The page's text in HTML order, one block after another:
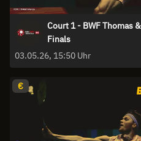
Court 1 - BWF Thomas
Finals
03.05.26, 15:50 Uhr
€